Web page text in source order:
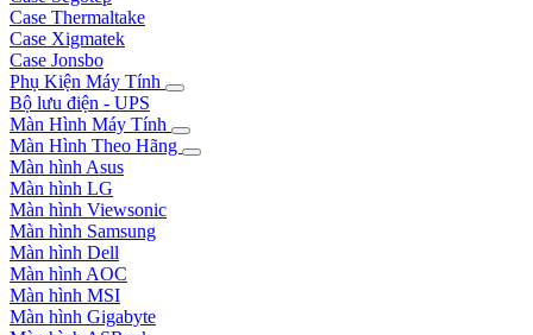
Case Thermaltake
Case Xigmatek
Case Jonsbo
Phụ Kiện Máy Tính
Bộ lưu điện - UPS
Màn Hình Máy Tính
Màn Hình Theo Hãng
Màn hình Asus
Màn hình LG
Màn hình Viewsonic
Màn hình Samsung
Màn hình Dell
Màn hình AOC
Màn hình MSI
Màn hình Gigabyte